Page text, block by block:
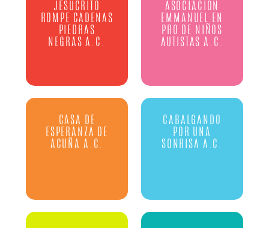
JESUCRITO
ROMPE CADENAS
PIEDRAS
NEGRAS A.C.
ASOCIACION
EMMANUEL EN
PRO DE NIÑOS
AUTISTAS A.C.
CASA DE
ESPERANZA DE
ACUÑA A.C.
CABALGANDO
POR UNA
SONRISA A.C.